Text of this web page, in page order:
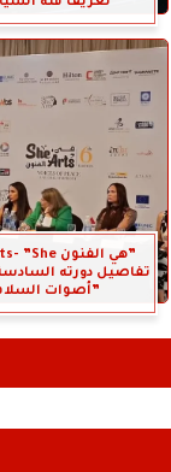
تفاصيل دورته
”أصوات